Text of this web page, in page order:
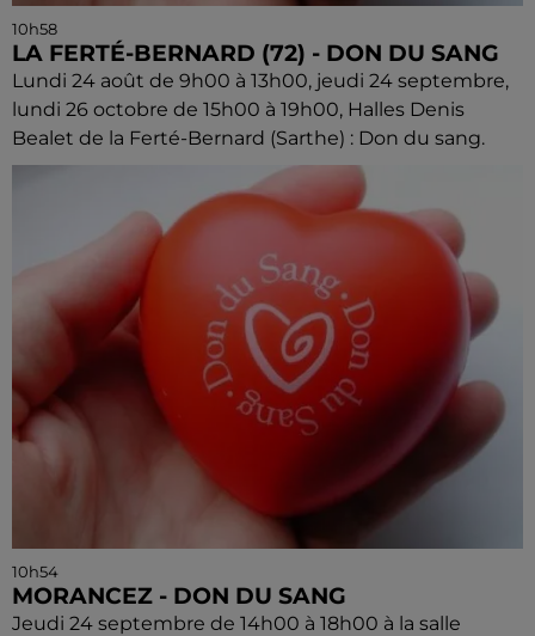
10h58
LA FERTÉ-BERNARD (72) - DON DU SANG
Lundi 24 août de 9h00 à 13h00, jeudi 24 septembre,
lundi 26 octobre de 15h00 à 19h00, Halles Denis
Bealet de la Ferté-Bernard (Sarthe) : Don du sang.
10h54
MORANCEZ - DON DU SANG
Jeudi 24 septembre de 14h00 à 18h00 à la salle